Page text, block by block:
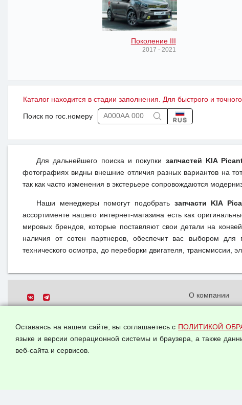
Поколение III
2017 - 2021
Каталог находится в стадии заполнения. Для быстрого и
Поиск по гос.номеру
Для дальнейшего поиска и покупки запчастей KIA
фотографиях видны внешние отличия разных вариантов на
так как часто изменения в экстерьере сопровождаются
Наши менеджеры помогут подобрать запчасти KIA
ассортименте нашего интернет-магазина есть как
мировых брендов, которые поставляют свои детали на
наличия от сотен партнеров, обеспечит вас выбором
технического осмотра, до переборки двигателя, трансмиссии,
Все права защищены.
О компании
данных
Оставаясь на нашем сайте, вы соглашаетесь с ПОЛИТИКОЙ
языке и версии операционной системы и браузера, а также
веб-сайта и сервисов.